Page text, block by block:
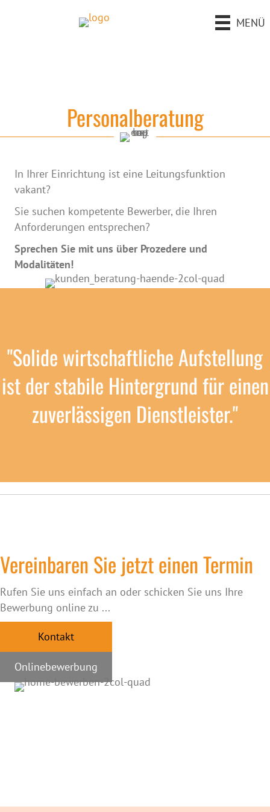
MENÜ
Personalberatung
In Ihrer Einrichtung ist eine Leitungsfunktion
vakant?
Sie suchen kompetente Bewerber, die Ihren
Anforderungen entsprechen?
Sprechen Sie mit uns über Prozedere und
Modalitäten!
"Solide wirtschaftliche Aufstellung
ist der stabile Hintergrund für einen
zuverlässigen Dienstleister."
Vereinbaren Sie jetzt einen Termin
Rufen Sie uns einfach an oder schicken Sie uns Ihre
Bewerbung online zu ...
Kontakt
Onlinebewerbung